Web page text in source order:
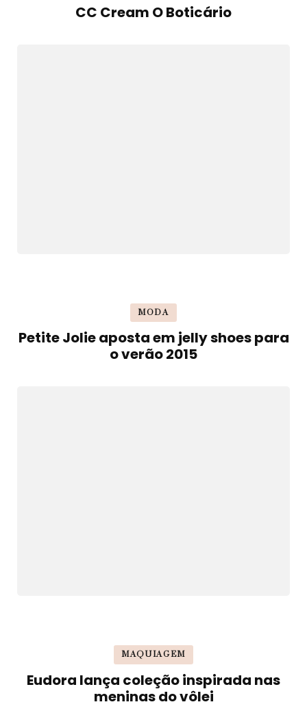
CC Cream O Boticário
MODA
Petite Jolie aposta em jelly shoes para
o verão 2015
MAQUIAGEM
Eudora lança coleção inspirada nas
meninas do vôlei